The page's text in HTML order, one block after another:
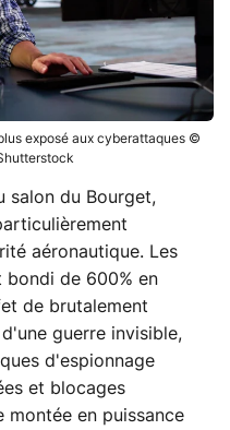
exposé aux cyberattaques ©
salon du Bourget,
aéronautique. Les
bondi de 600% en
de brutalement
guerre invisible,
d'espionnage
et blocages
en puissance